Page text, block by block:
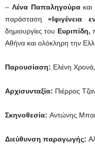
– Λένα Παπαληγούρακαι
παράσταση«Ιφιγένεια
δημιουργίες του Ευριπίδη,
Αθήνα και ολόκληρη την
Παρουσίαση: Ελένη
Αρχισυνταξία: Πιέρρος
Σκηνοθεσία: Αντώνης
Διεύθυνση παραγωγής: